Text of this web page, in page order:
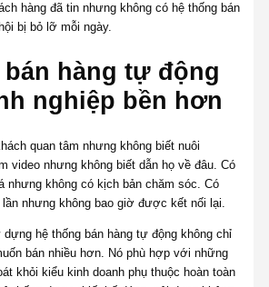
hàng đã tin nhưng không có hệ thống bán
bị bỏ lỡ mỗi ngày.
hàng tự động
nghiệp bền hơn
quan tâm nhưng không biết nuôi
video nhưng không biết dẫn họ về đâu. Có
nhưng không có kịch bản chăm sóc. Có
nhưng không bao giờ được kết nối lại.
hệ thống bán hàng tự động không chỉ
bán nhiều hơn. Nó phù hợp với những
khỏi kiểu kinh doanh phụ thuộc hoàn toàn